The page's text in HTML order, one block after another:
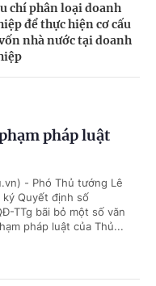
chí phân loại doanh
để thực hiện cơ cấu
nhà nước tại doanh
pháp luật
- Phó Thủ tướng Lê
ký Quyết định số
TTg bãi bỏ một số văn
pháp luật của Thủ...